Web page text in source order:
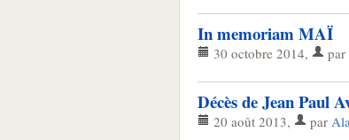
In memoriam MAÏ
30 octobre 2014, par
Décès de Jean Paul
20 août 2013, par